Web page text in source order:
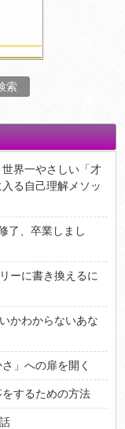
界一やさしい「才
る自己理解メソッ
了、卒業しまし
ーに書き換えるに
かわからないあな
」への扉を開く
するための方法